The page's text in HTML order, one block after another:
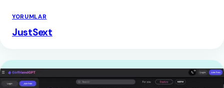
YORUMLAR
JustSext